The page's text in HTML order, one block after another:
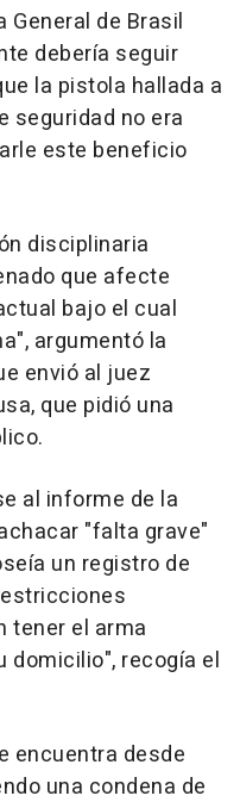
General de Brasil
debería seguir
la pistola hallada a
seguridad no era
este beneficio
disciplinaria
que afecte
bajo el cual
argumentó la
envió al juez
que pidió una
al informe de la
"falta grave"
un registro de
tener el arma
domicilio", recogía el
encuentra desde
una condena de